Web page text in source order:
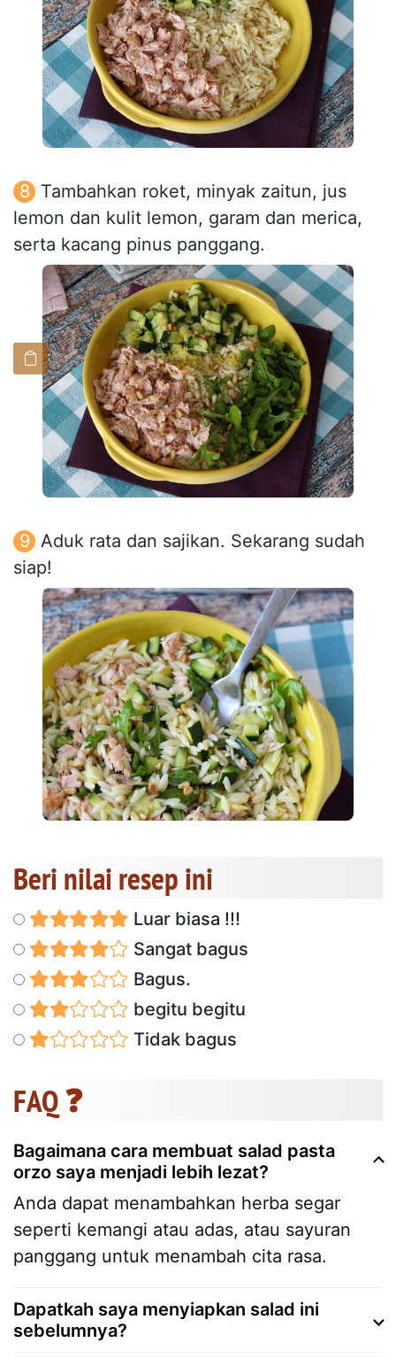
Tambahkan roket, minyak zaitun, jus
lemon dan kulit lemon, garam dan merica,
serta kacang pinus panggang.
Aduk rata dan sajikan. Sekarang sudah
siap!
Beri nilai resep ini
Luar biasa !!!
Sangat bagus
Bagus.
begitu begitu
Tidak bagus
FAQ ❓
Bagaimana cara membuat salad pasta
orzo saya menjadi lebih lezat?
Anda dapat menambahkan herba segar
seperti kemangi atau adas, atau sayuran
panggang untuk menambah cita rasa.
Dapatkah saya menyiapkan salad ini
sebelumnya?